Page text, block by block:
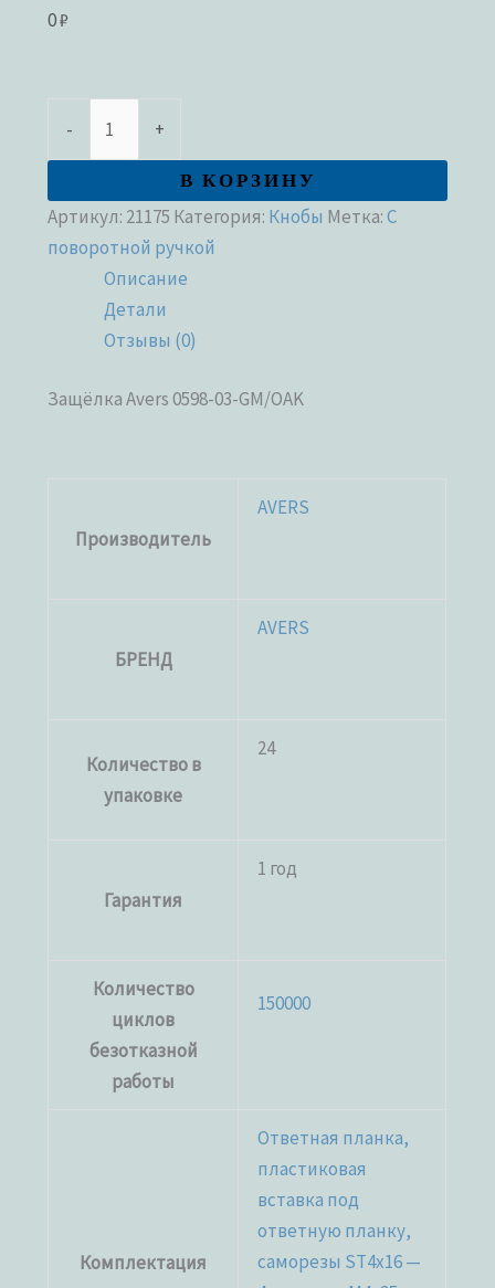
0₽
- +
В КОРЗИНУ
Артикул: 21175 Категория: Кнобы Метка:С
поворотной ручкой
Описание
Детали
Отзывы (0)
Защёлка Avers 0598-03-GM/OAK
Производитель
AVERS
БРЕНД
AVERS
Количество в
упаковке
24
Гарантия
1 год
Количество
циклов
безотказной
работы
150000
Комплектация
Ответная планка,
пластиковая
вставка под
ответную планку,
саморезы ST4x16 —